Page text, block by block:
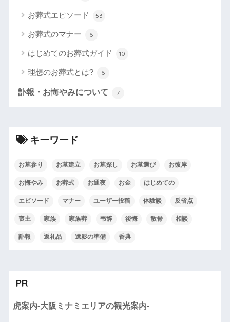
お葬式エピソード 53
お葬式のマナー 6
はじめてのお葬式ガイド 10
理想のお葬式とは? 6
訃報・お悔やみについて 7
キーワード
お墓参り お墓建立 お墓探し お墓選び お彼岸
お悔やみ お葬式 お通夜 お金 はじめての
エピソード マナー ユーザー投稿 体験談 反省点
喪主 家族 家族葬 弔辞 後悔 散骨 相談
訃報 返礼品 遺影の準備 香典
PR
虎案内-大阪ミナミエリアの観光案内-